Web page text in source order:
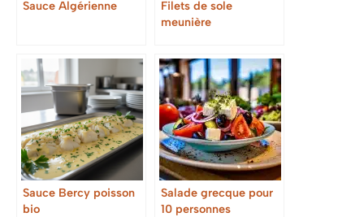
Sauce Algérienne
Filets de sole
meunière
Sauce Bercy poisson
bio
Salade grecque pour
10 personnes